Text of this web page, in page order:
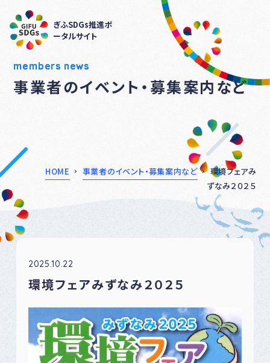
ぎふSDGs推進ポ
ータルサイト
members news
事業者のイベント・募集案内など
HOME 事業者のイベント・募集案内など
環境フェアみ
ずなみ２０２５
2025.10.22
環境フェアみずなみ２０２５